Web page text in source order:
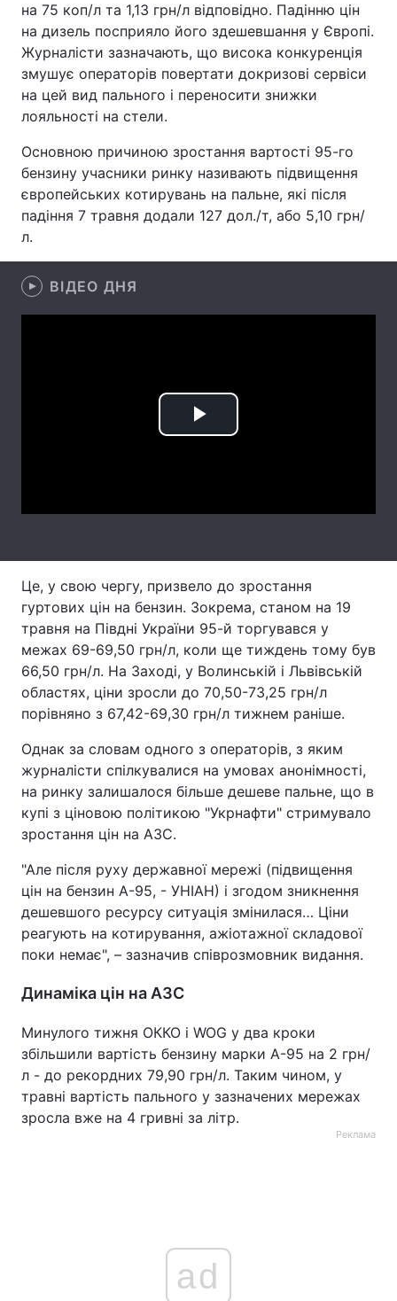
Туризм
Цікавинки Погода
Екологія Регіони
Відео з Youtube Статті
на 75 коп/л та 1,13 грн/л відповідно. Падінню цін
на дизель посприяло його здешевшання у Європі.
Журналісти зазначають, що висока конкуренція
змушує операторів повертати докризові сервіси
на цей вид пального і переносити знижки
лояльності на стели.
Основною причиною зростання вартості 95-го
бензину учасники ринку називають підвищення
європейських котирувань на пальне, які після
падіння 7 травня додали 127 дол./т, або 5,10 грн/
л.
ВІДЕО ДНЯ
Play
Це, у свою чергу, призвело до зростання
гуртових цін на бензин. Зокрема, станом на 19
травня на Півдні України 95-й торгувався у
межах 69-69,50 грн/л, коли ще тиждень тому був
66,50 грн/л. На Заході, у Волинській і Львівській
областях, ціни зросли до 70,50-73,25 грн/л
порівняно з 67,42-69,30 грн/л тижнем раніше.
Однак за словам одного з операторів, з яким
журналісти спілкувалися на умовах анонімності,
на ринку залишалося більше дешеве пальне, що в
купі з ціновою політикою "Укрнафти" стримувало
зростання цін на АЗС.
"Але після руху державної мережі (підвищення
цін на бензин А-95, - УНІАН) і згодом зникнення
дешевшого ресурсу ситуація змінилася… Ціни
реагують на котирування, ажіотажної складової
поки немає", – зазначив співрозмовник видання.
Динаміка цін на АЗС
Минулого тижня ОККО і WOG у два кроки
збільшили вартість бензину марки А-95 на 2 грн/
л - до рекордних 79,90 грн/л. Таким чином, у
травні вартість пального у зазначених мережах
зросла вже на 4 гривні за літр.
Реклама
ad